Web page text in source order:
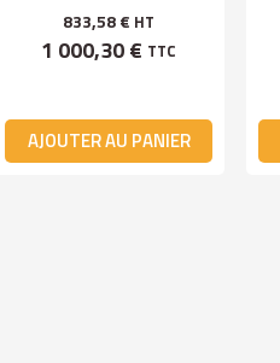
833,58 € HT
1 000,30 € TTC
AJOUTER AU PANIER